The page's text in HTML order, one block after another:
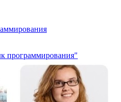
программирования"